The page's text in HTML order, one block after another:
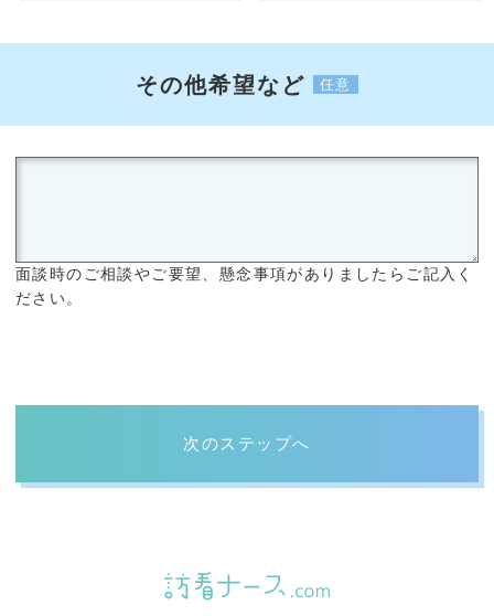
その他希望など 任意
面談時のご相談やご要望、懸念事項がありましたらご記入く
ださい。
次のステップへ